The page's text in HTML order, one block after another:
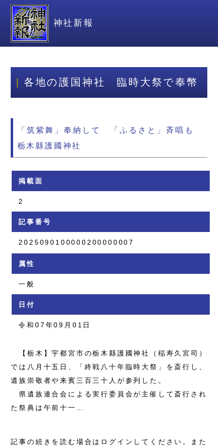
神社新報
各地の護国神社 臨時大祭で奉幣
「筑紫舞」奉納して 「ふるさと」斉唱も
栃木縣護國神社
掲載面
2
記事番号
2025090100000200000007
属性
一般
日付
令和07年09月01日
【栃木】宇都宮市の栃木縣護國神社（稲寿久宮司）
では八月十五日、「終戦八十年臨時大祭」を斎行し、
遺族崇敬者や来賓三百三十人が参列した。
県遺族連合会による実行委員会が主催して斎行され
た祭典は午前十一…
記事の続きを読む場合はログインしてください。また